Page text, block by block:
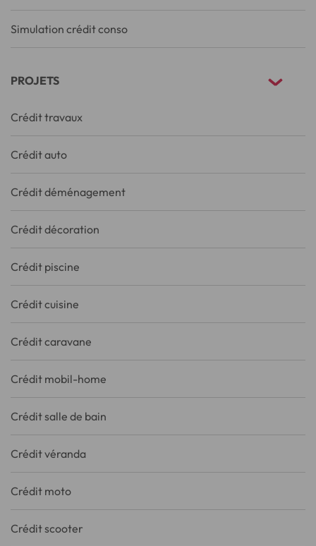
Simulation crédit conso
PROJETS
Crédit travaux
Crédit auto
Crédit déménagement
Crédit décoration
Crédit piscine
Crédit cuisine
Crédit caravane
Crédit mobil-home
Crédit salle de bain
Crédit véranda
Crédit moto
Crédit scooter